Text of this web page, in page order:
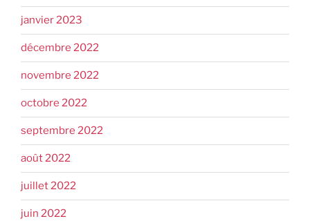
janvier 2023
décembre 2022
novembre 2022
octobre 2022
septembre 2022
août 2022
juillet 2022
juin 2022